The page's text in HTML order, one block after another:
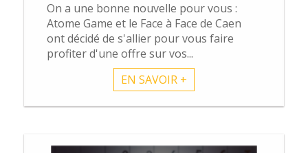
On a une bonne nouvelle pour vous :
Atome Game et le Face à Face de Caen
ont décidé de s'allier pour vous faire
profiter d'une offre sur vos...
EN SAVOIR +